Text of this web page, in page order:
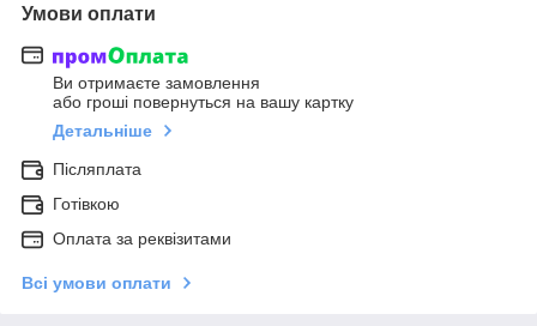
Умови оплати
Ви отримаєте замовлення
або гроші повернуться на вашу картку
Детальніше
Післяплата
Готівкою
Оплата за реквізитами
Всі умови оплати